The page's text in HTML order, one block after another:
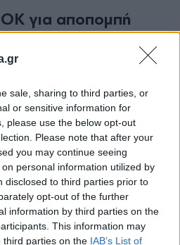
sale, sharing to third parties, or
or sensitive information for
please use the below opt-out
Please note that after your
you may continue seeing
personal information utilized by
disclosed to third parties prior to
opt-out of the further
information by third parties on the
This information may
third parties on the IAB’s List of
για αποπομπή
η υπόθεση
στο Δημόσιο, με το
πίεση προς την
υποστηρίζουν ότι, παρά
συνεχίζει
του. Σε αυτό το
να επιμείνει στο
του υφυπουργού